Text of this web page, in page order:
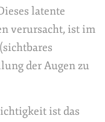
latente
verursacht, ist im
der Augen zu
ist das